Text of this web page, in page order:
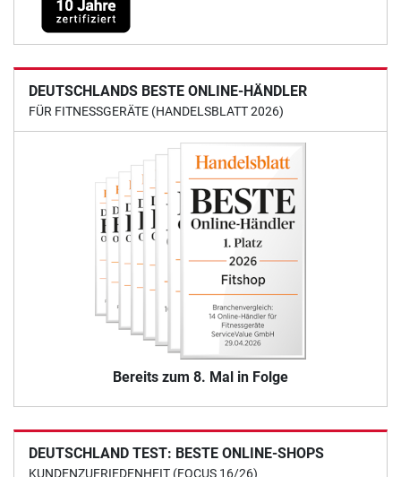
DEUTSCHLANDS BESTE ONLINE-HÄNDLER
FÜR FITNESSGERÄTE (HANDELSBLATT 2026)
Bereits zum 8. Mal in Folge
DEUTSCHLAND TEST: BESTE ONLINE-SHOPS
KUNDENZUFRIEDENHEIT (FOCUS 16/26)